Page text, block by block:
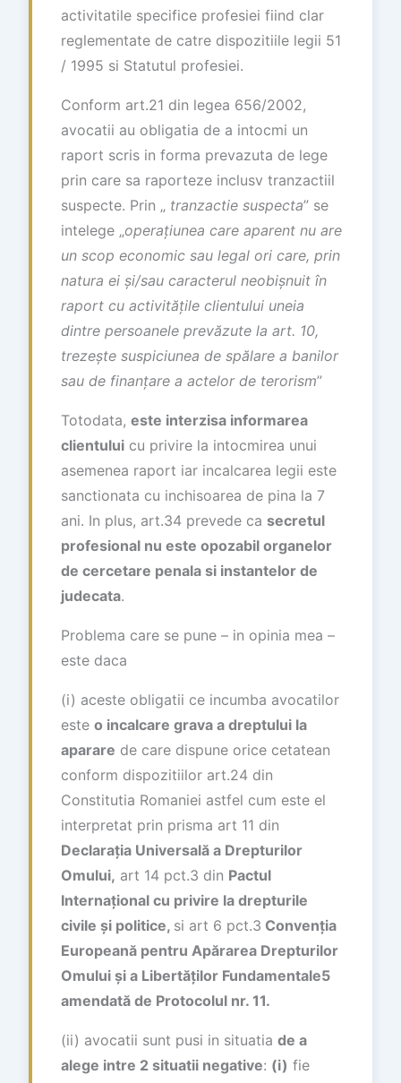
activitatile specifice profesiei fiind clar
reglementate de catre dispozitiile legii 51
/ 1995 si Statutul profesiei.
Conform art.21 din legea 656/2002,
avocatii au obligatia de a intocmi un
raport scris in forma prevazuta de lege
prin care sa raporteze inclusv tranzactiil
suspecte. Prin „ tranzactie suspecta” se
intelege „operațiunea care aparent nu are
un scop economic sau legal ori care, prin
natura ei și/sau caracterul neobișnuit în
raport cu activitățile clientului uneia
dintre persoanele prevăzute la art. 10,
trezește suspiciunea de spălare a banilor
sau de finanțare a actelor de terorism”
Totodata, este interzisa informarea
clientului cu privire la intocmirea unui
asemenea raport iar incalcarea legii este
sanctionata cu inchisoarea de pina la 7
ani. In plus, art.34 prevede ca secretul
profesional nu este opozabil organelor
de cercetare penala si instantelor de
judecata.
Problema care se pune – in opinia mea –
este daca
(i) aceste obligatii ce incumba avocatilor
este o incalcare grava a dreptului la
aparare de care dispune orice cetatean
conform dispozitiilor art.24 din
Constitutia Romaniei astfel cum este el
interpretat prin prisma art 11 din
Declarația Universală a Drepturilor
Omului, art 14 pct.3 din Pactul
Internațional cu privire la drepturile
civile și politice, si art 6 pct.3 Convenția
Europeană pentru Apărarea Drepturilor
Omului și a Libertăților Fundamentale5
amendată de Protocolul nr. 11.
(ii) avocatii sunt pusi in situatia de a
alege intre 2 situatii negative: (i) fie